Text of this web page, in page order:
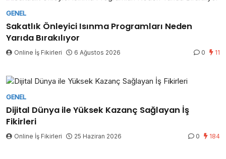
GENEL
Sakatlık Önleyici Isınma Programları Neden
Yarıda Bırakılıyor
Online İş Fikirleri 6 Ağustos 2026 0 11
GENEL
Dijital Dünya ile Yüksek Kazanç Sağlayan İş
Fikirleri
Online İş Fikirleri 25 Haziran 2026 0 184